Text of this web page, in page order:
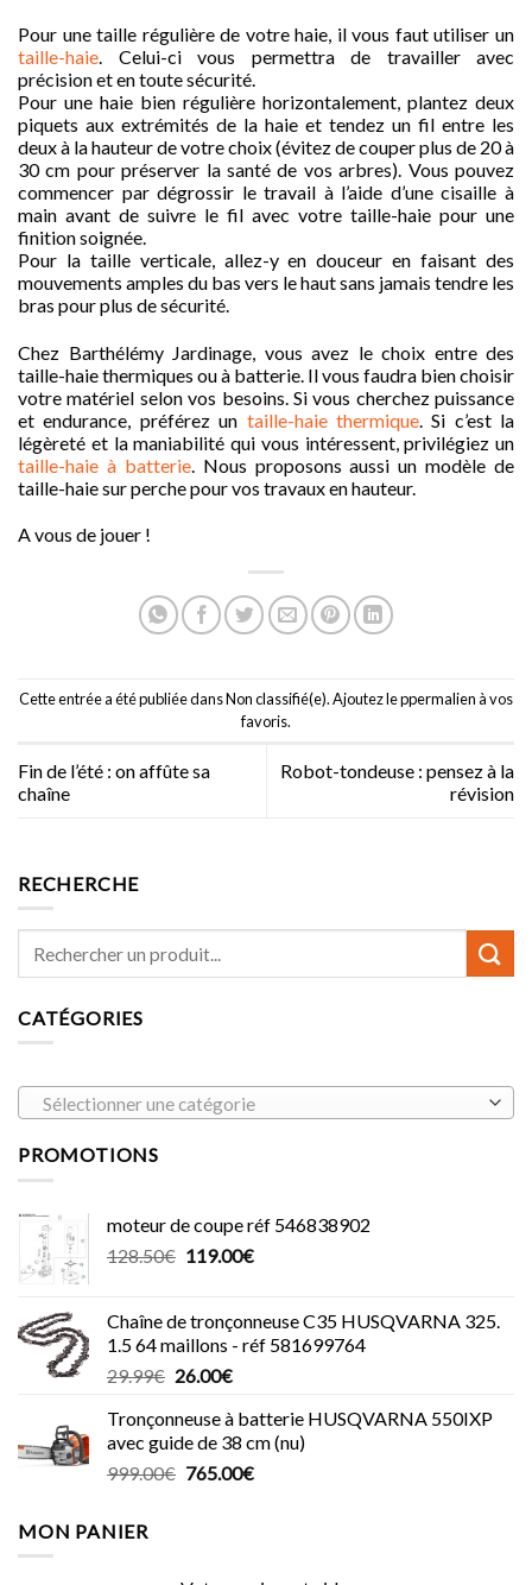
RECHERCHE
CATÉGORIES
Sélectionner une catégorie
PROMOTIONS
moteur de coupe réf 546838902
128.50€ Le
était :
128.50€.
119.00€Le
est :
119.00€.
Chaîne de tronçonneuse C35 HUSQVARNA 325.
1.5 64 maillons - réf 581699764
29.99€ Le
initial
était :
29.99€.
26.00€Le
actuel
est :
26.00€.
Tronçonneuse à batterie HUSQVARNA 550IXP
avec guide de 38 cm (nu)
999.00€ Le
765.00€Le
MON PANIER
Pour une taille régulière de votre haie, il vous faut utiliser un
taille-haie. Celui-ci vous permettra de travailler avec
précision et en toute sécurité.
Pour une haie bien régulière horizontalement, plantez deux
piquets aux extrémités de la haie et tendez un fil entre les
deux à la hauteur de votre choix (évitez de couper plus de 20 à
30 cm pour préserver la santé de vos arbres). Vous pouvez
commencer par dégrossir le travail à l’aide d’une cisaille à
main avant de suivre le fil avec votre taille-haie pour une
finition soignée.
Pour la taille verticale, allez-y en douceur en faisant des
mouvements amples du bas vers le haut sans jamais tendre les
bras pour plus de sécurité.
Chez Barthélémy Jardinage, vous avez le choix entre des
taille-haie thermiques ou à batterie. Il vous faudra bien choisir
votre matériel selon vos besoins. Si vous cherchez puissance
et endurance, préférez un taille-haie thermique. Si c’est la
légèreté et la maniabilité qui vous intéressent, privilégiez un
taille-haie à batterie. Nous proposons aussi un modèle de
taille-haie sur perche pour vos travaux en hauteur.
A vous de jouer !
Cette entrée a été publiée dansNon classifié(e). Ajoutez le ppermalienà vos
favoris.
Fin de l’été : on affûte sa
chaîne
Robot-tondeuse : pensez à la
révision